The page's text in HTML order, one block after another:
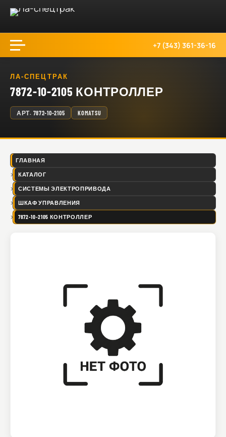
+7 (343) 361-36-16
ЛА-СПЕЦТРАК
7872-10-2105 КОНТРОЛЛЕР
АРТ. 7872-10-2105 KOMATSU
ГЛАВНАЯ
КАТАЛОГ
СИСТЕМЫ ЭЛЕКТРОПРИВОДА
ШКАФ УПРАВЛЕНИЯ
7872-10-2105 КОНТРОЛЛЕР